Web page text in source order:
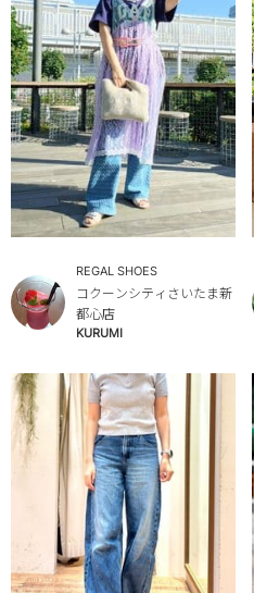
REGAL SHOES
コクーンシティさいたま新
都心店
KURUMI